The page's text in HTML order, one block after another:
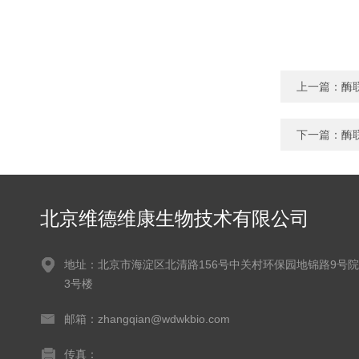
上一篇： 酶
下一篇： 酶
北京维德维康生物技术有限公司
地址：北京市海淀区北清路156号中关村环保园地锦路9号院
3号楼
邮箱：zhangqian@wdwkbio.com
传真：